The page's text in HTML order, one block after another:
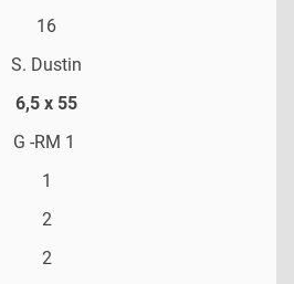
16
S. Dustin
6,5 x 55
G -RM 1
1
2
2